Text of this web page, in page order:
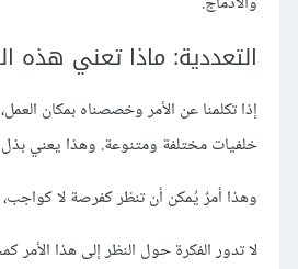
التعددية: ماذا تعني هذه
إذا تكلمنا عن الأمر وخصصناه بمكان
خلفيات مختلفة ومتنوعة. وهذا يعني
وهذا أمرٌ يُمكن أن تنظر كفرصة لا
لا تدور الفكرة حول النظر إلى هذا الأمر